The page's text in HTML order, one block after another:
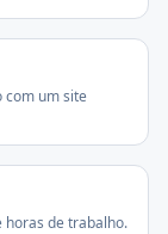
com um site
horas de trabalho.